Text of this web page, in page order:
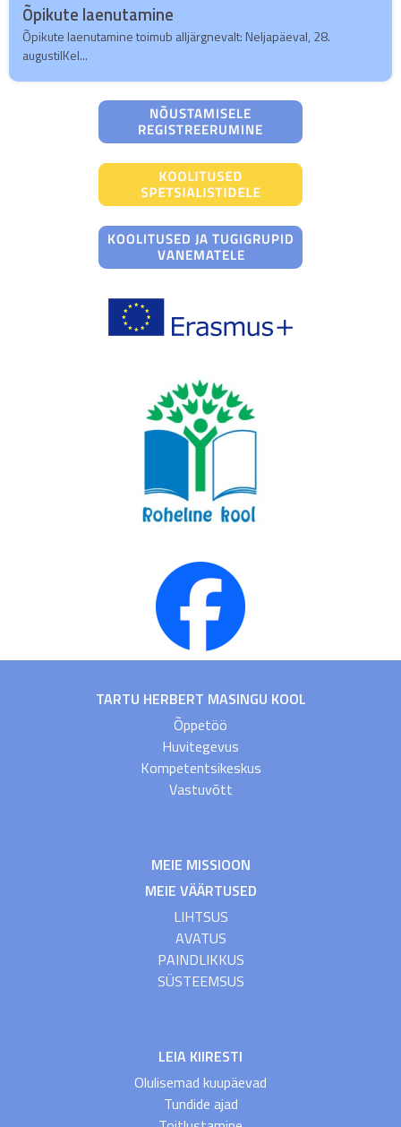
Õpikute laenutamine
Õpikute laenutamine toimub alljärgnevalt: Neljapäeval, 28.
augustilKel...
TARTU HERBERT MASINGU KOOL
Õppetöö
Huvitegevus
Kompetentsikeskus
Vastuvõtt
MEIE MISSIOON
MEIE VÄÄRTUSED
LIHTSUS
AVATUS
PAINDLIKKUS
SÜSTEEMSUS
LEIA KIIRESTI
Olulisemad kuupäevad
Tundide ajad